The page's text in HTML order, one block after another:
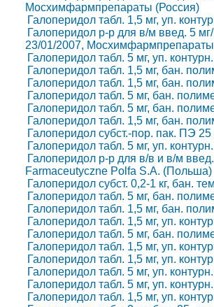
Мосхимфармпрепараты (Россия)
Галоперидол табл. 1,5 мг, уп.
Галоперидол р-р для в/м введ. 5
23/01/2007,
Галоперидол табл. 5 мг, уп.
Галоперидол табл. 1,5 мг, бан.
Галоперидол табл. 1,5 мг, бан.
Галоперидол табл. 5 мг, бан.
Галоперидол табл. 5 мг, бан.
Галоперидол табл. 1,5 мг, бан.
Галоперидол субст.-пор. пак. ПЭ
Галоперидол табл. 5 мг, уп.
Галоперидол р-р для в/в и в/м
Farmaceutyczne Polfa S.A. (Польша)
Галоперидол субст. 0,2-1 кг, бан.
Галоперидол табл. 5 мг, бан.
Галоперидол табл. 1,5 мг, бан.
Галоперидол табл. 1,5 мг, уп.
Галоперидол табл. 5 мг, бан.
Галоперидол табл. 1,5 мг, уп.
Галоперидол табл. 1,5 мг, уп.
Галоперидол табл. 5 мг, уп.
Галоперидол табл. 5 мг, уп.
Галоперидол табл. 1,5 мг, уп.